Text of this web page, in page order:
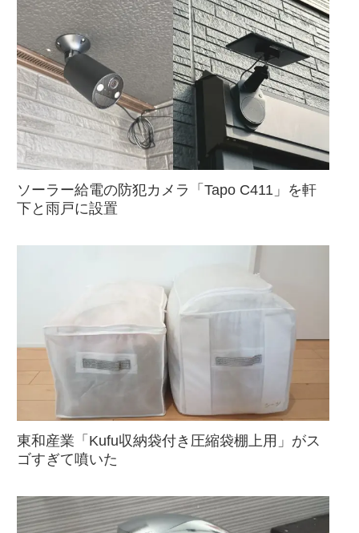
ソーラー給電の防犯カメラ「Tapo C411」を軒
下と雨戸に設置
東和産業「Kufu収納袋付き圧縮袋棚上用」がス
ゴすぎて噴いた